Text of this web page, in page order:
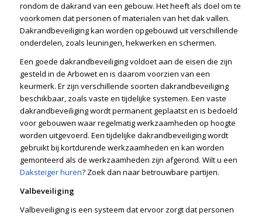
rondom de dakrand van een gebouw. Het heeft als doel om te
voorkomen dat personen of materialen van het dak vallen.
Dakrandbeveiliging kan worden opgebouwd uit verschillende
onderdelen, zoals leuningen, hekwerken en schermen.
Een goede dakrandbeveiliging voldoet aan de eisen die zijn
gesteld in de Arbowet en is daarom voorzien van een
keurmerk. Er zijn verschillende soorten dakrandbeveiliging
beschikbaar, zoals vaste en tijdelijke systemen. Een vaste
dakrandbeveiliging wordt permanent geplaatst en is bedoeld
voor gebouwen waar regelmatig werkzaamheden op hoogte
worden uitgevoerd. Een tijdelijke dakrandbeveiliging wordt
gebruikt bij kortdurende werkzaamheden en kan worden
gemonteerd als de werkzaamheden zijn afgerond. Wilt u een
Daksteiger huren? Zoek dan naar betrouwbare partijen.
Valbeveiliging
Valbeveiliging is een systeem dat ervoor zorgt dat personen